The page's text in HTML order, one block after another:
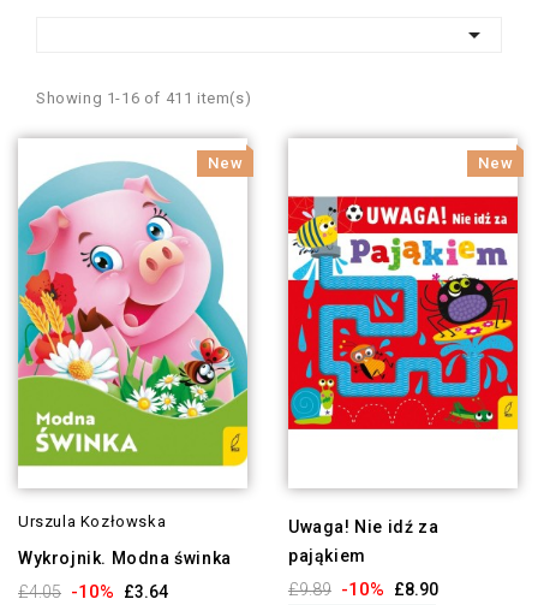

Showing 1-16 of 411 item(s)
New
Urszula Kozłowska
Wykrojnik. Modna świnka
£4.05 -10% £3.64
New
Uwaga! Nie idź za
pająkiem
£9.89 -10% £8.90